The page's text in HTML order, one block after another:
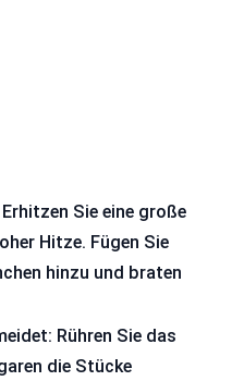
Sie eine große
Hitze. Fügen Sie
hinzu und braten
Rühren Sie das
die Stücke